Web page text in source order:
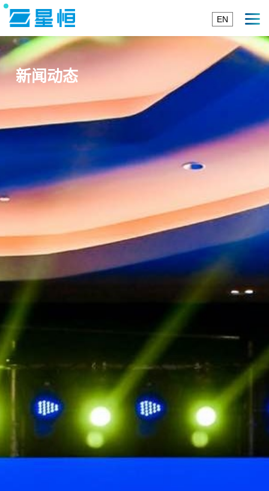
EN
新闻动态